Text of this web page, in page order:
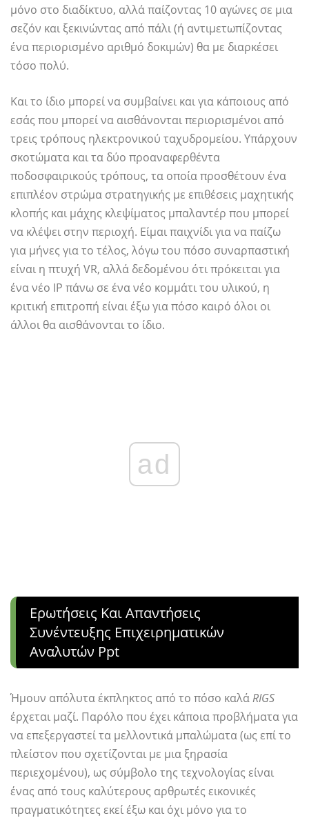
μόνο στο διαδίκτυο, αλλά παίζοντας 10 αγώνες σε μια
σεζόν και ξεκινώντας από πάλι (ή αντιμετωπίζοντας
ένα περιορισμένο αριθμό δοκιμών) θα με διαρκέσει
τόσο πολύ.
Και το ίδιο μπορεί να συμβαίνει και για κάποιους από
εσάς που μπορεί να αισθάνονται περιορισμένοι από
τρεις τρόπους ηλεκτρονικού ταχυδρομείου. Υπάρχουν
σκοτώματα και τα δύο προαναφερθέντα
ποδοσφαιρικούς τρόπους, τα οποία προσθέτουν ένα
επιπλέον στρώμα στρατηγικής με επιθέσεις μαχητικής
κλοπής και μάχης κλεψίματος μπαλαντέρ που μπορεί
να κλέψει στην περιοχή. Είμαι παιχνίδι για να παίζω
για μήνες για το τέλος, λόγω του πόσο συναρπαστική
είναι η πτυχή VR, αλλά δεδομένου ότι πρόκειται για
ένα νέο IP πάνω σε ένα νέο κομμάτι του υλικού, η
κριτική επιτροπή είναι έξω για πόσο καιρό όλοι οι
άλλοι θα αισθάνονται το ίδιο.
ad
Ερωτήσεις Και Απαντήσεις
Συνέντευξης Επιχειρηματικών
Αναλυτών Ppt
Ήμουν απόλυτα έκπληκτος από το πόσο καλάRIGS
έρχεται μαζί. Παρόλο που έχει κάποια προβλήματα για
να επεξεργαστεί τα μελλοντικά μπαλώματα (ως επί το
πλείστον που σχετίζονται με μια ξηρασία
περιεχομένου), ως σύμβολο της τεχνολογίας είναι
ένας από τους καλύτερους αρθρωτές εικονικές
πραγματικότητες εκεί έξω και όχι μόνο για το